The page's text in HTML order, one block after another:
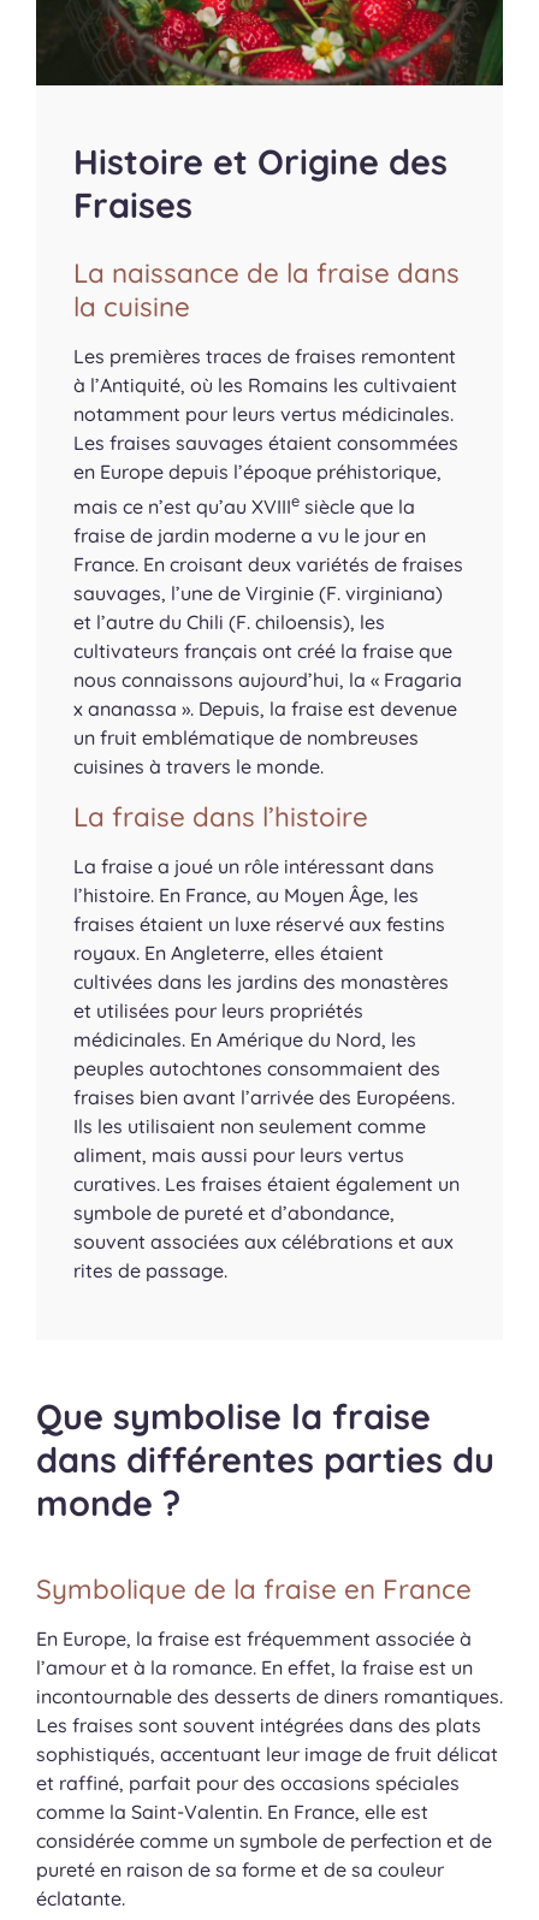
Histoire et Origine des
Fraises
La naissance de la fraise dans
la cuisine
Les premières traces de fraises remontent
à l’Antiquité, où les Romains les cultivaient
notamment pour leurs vertus médicinales.
Les fraises sauvages étaient consommées
en Europe depuis l’époque préhistorique,
mais ce n’est qu’au XVIIIe siècle que la
fraise de jardin moderne a vu le jour en
France. En croisant deux variétés de fraises
sauvages, l’une de Virginie (F. virginiana)
et l’autre du Chili (F. chiloensis), les
cultivateurs français ont créé la fraise que
nous connaissons aujourd’hui, la « Fragaria
x ananassa ». Depuis, la fraise est devenue
un fruit emblématique de nombreuses
cuisines à travers le monde.
La fraise dans l’histoire
La fraise a joué un rôle intéressant dans
l’histoire. En France, au Moyen Âge, les
fraises étaient un luxe réservé aux festins
royaux. En Angleterre, elles étaient
cultivées dans les jardins des monastères
et utilisées pour leurs propriétés
médicinales. En Amérique du Nord, les
peuples autochtones consommaient des
fraises bien avant l’arrivée des Européens.
Ils les utilisaient non seulement comme
aliment, mais aussi pour leurs vertus
curatives. Les fraises étaient également un
symbole de pureté et d’abondance,
souvent associées aux célébrations et aux
rites de passage.
Que symbolise la fraise
dans différentes parties du
monde ?
Symbolique de la fraise en France
En Europe, la fraise est fréquemment associée à
l’amour et à la romance. En effet, la fraise est un
incontournable des desserts de diners romantiques.
Les fraises sont souvent intégrées dans des plats
sophistiqués, accentuant leur image de fruit délicat
et raffiné, parfait pour des occasions spéciales
comme la Saint-Valentin. En France, elle est
considérée comme un symbole de perfection et de
pureté en raison de sa forme et de sa couleur
éclatante.